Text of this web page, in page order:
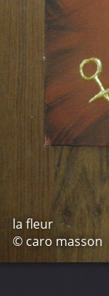
la fleur
© caro masson